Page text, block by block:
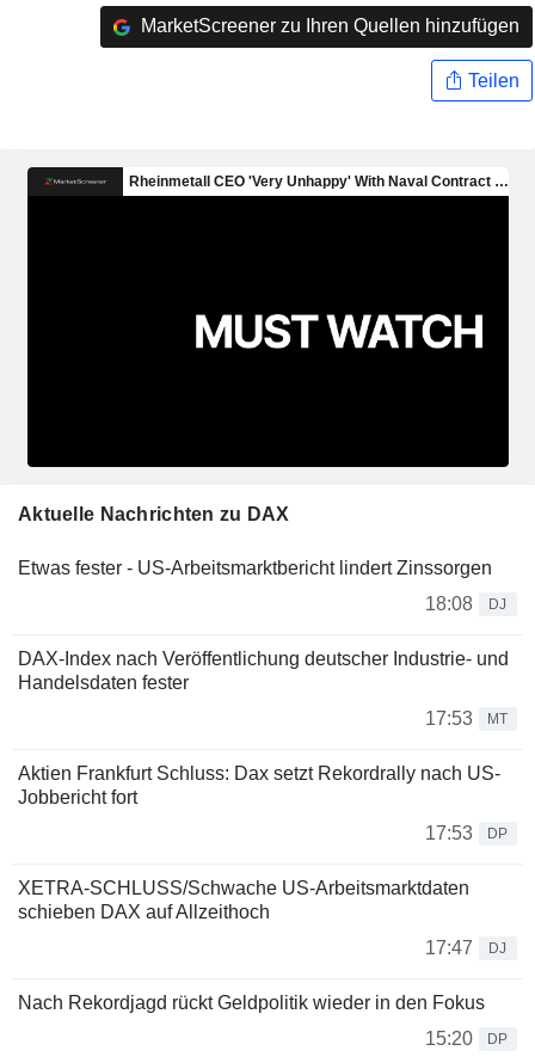
MarketScreener zu Ihren Quellen hinzufügen
Teilen
Aktuelle Nachrichten zu DAX
Etwas fester - US-Arbeitsmarktbericht lindert Zinssorgen
18:08
DJ
DAX-Index nach Veröffentlichung deutscher Industrie- und
Handelsdaten fester
17:53
MT
Aktien Frankfurt Schluss: Dax setzt Rekordrally nach US-
Jobbericht fort
17:53
DP
XETRA-SCHLUSS/Schwache US-Arbeitsmarktdaten
schieben DAX auf Allzeithoch
17:47
DJ
Nach Rekordjagd rückt Geldpolitik wieder in den Fokus
15:20
DP